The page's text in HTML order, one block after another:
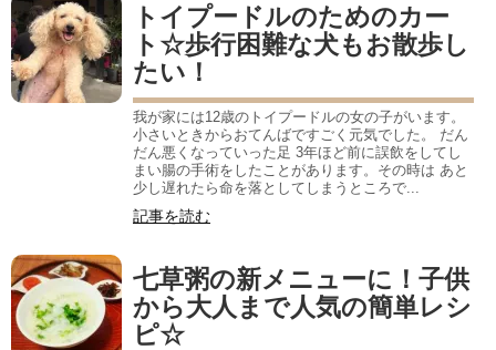
トイプードルのためのカー
ト☆歩行困難な犬もお散歩し
たい！
我が家には12歳のトイプードルの女の子がいます。
小さいときからおてんばですごく元気でした。 だん
だん悪くなっていった足 3年ほど前に誤飲をしてし
まい腸の手術をしたことがあります。その時は あと
少し遅れたら命を落としてしまうところで...
記事を読む
七草粥の新メニューに！子供
から大人まで人気の簡単レシ
ピ☆